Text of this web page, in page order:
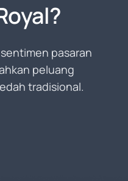
pasaran
peluang
tradisional.